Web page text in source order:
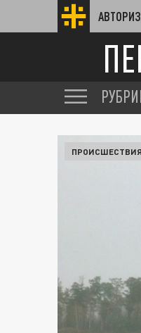
ПРОИСШЕСТВИЯ